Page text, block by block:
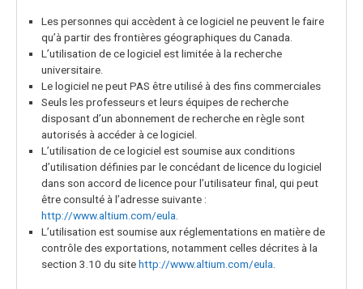
Les personnes qui accèdent à ce logiciel ne peuvent le faire
qu’à partir des frontières géographiques du Canada.
L’utilisation de ce logiciel est limitée à la recherche
universitaire.
Le logiciel ne peut PAS être utilisé à des fins commerciales
Seuls les professeurs et leurs équipes de recherche
disposant d’un abonnement de recherche en règle sont
autorisés à accéder à ce logiciel.
L’utilisation de ce logiciel est soumise aux conditions
d’utilisation définies par le concédant de licence du logiciel
dans son accord de licence pour l’utilisateur final, qui peut
être consulté à l’adresse suivante :
http://www.altium.com/eula
L’utilisation est soumise aux réglementations en matière de
contrôle des exportations, notamment celles décrites à la
section 3.10 du sitehttp://www.altium.com/eula